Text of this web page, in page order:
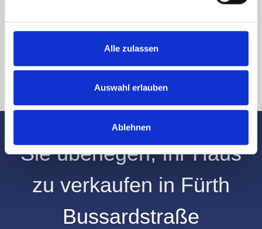
Alle zulassen
Auswahl erlauben
Ablehnen
an info@hegerich-immobilien.de widerrufen. *
Sie überlegen, IhrHaus
zu verkaufen in Fürth
Bussardstraße